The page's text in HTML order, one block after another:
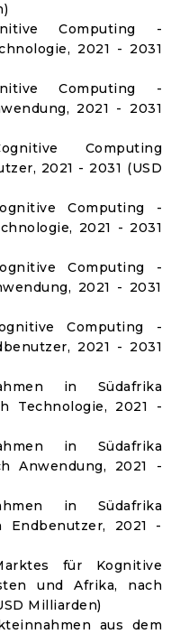
Computing -
2021 - 2031
Computing -
2021 - 2031
Computing
2021 - 2031 (USD
Computing -
2021 - 2031
Computing -
2021 - 2031
Computing -
2021 - 2031
in Südafrika
Technologie, 2021 -
in Südafrika
Anwendung, 2021 -
in Südafrika
Endbenutzer, 2021 -
für Kognitive
und Afrika, nach
Milliarden)
aus dem